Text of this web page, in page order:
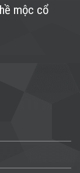
mộc cổ